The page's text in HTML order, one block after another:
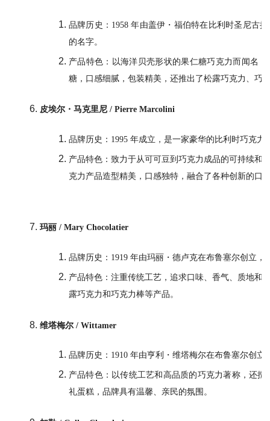
品牌历史：1958 年由盖伊・福伯特在比利时圣尼古
的名字。
产品特色：以海洋贝壳形状的果仁糖巧克力而闻名
糖，口感细腻，包装精美，还推出了松露巧克力、巧
皮埃尔・马克里尼 / Pierre Marcolini
品牌历史：1995 年成立，是一家豪华的比利时巧克力
产品特色：致力于从可可豆到巧克力成品的可持续和
克力产品造型精美，口感独特，融合了各种创新的口
玛丽 / Mary Chocolatier
品牌历史：1919 年由玛丽・德卢克在布鲁塞尔创立
产品特色：注重传统工艺，追求口味、香气、质地和
露巧克力和巧克力棒等产品。
维塔梅尔 / Wittamer
品牌历史：1910 年由亨利・维塔梅尔在布鲁塞尔创
产品特色：以传统工艺和高品质的巧克力著称，还
礼蛋糕，品牌具有温馨、亲民的氛围。